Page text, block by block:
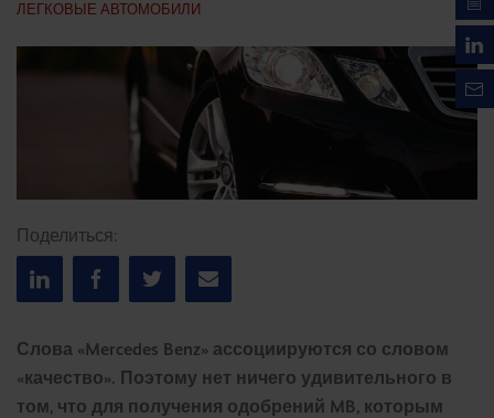
ЛЕГКОВЫЕ АВТОМОБИЛИ
Поделиться:
Слова «Mercedes Benz» ассоциируются со словом
«качество». Поэтому нет ничего удивительного в
том, что для получения одобрений MB, которым